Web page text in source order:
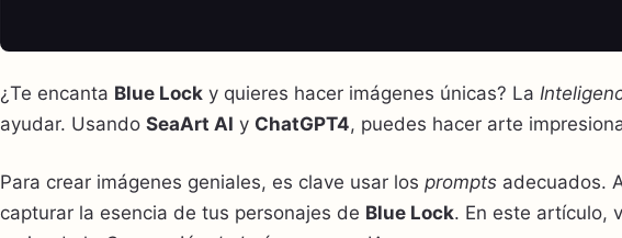
¿Te encanta Blue Lock y quieres hacer imágenes únicas? La
ayudar. Usando SeaArt AI y ChatGPT4, puedes hacer arte
Para crear imágenes geniales, es clave usar los prompts adecuados.
capturar la esencia de tus personajes de Blue Lock. En este artículo,